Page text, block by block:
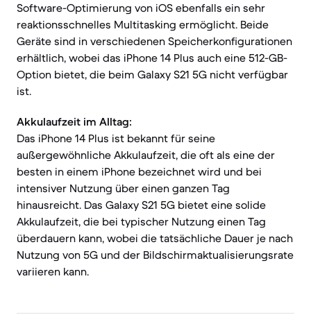
Software-Optimierung von iOS ebenfalls ein sehr
reaktionsschnelles Multitasking ermöglicht. Beide
Geräte sind in verschiedenen Speicherkonfigurationen
erhältlich, wobei das iPhone 14 Plus auch eine 512-GB-
Option bietet, die beim Galaxy S21 5G nicht verfügbar
ist.
Akkulaufzeit im Alltag:
Das iPhone 14 Plus ist bekannt für seine
außergewöhnliche Akkulaufzeit, die oft als eine der
besten in einem iPhone bezeichnet wird und bei
intensiver Nutzung über einen ganzen Tag
hinausreicht. Das Galaxy S21 5G bietet eine solide
Akkulaufzeit, die bei typischer Nutzung einen Tag
überdauern kann, wobei die tatsächliche Dauer je nach
Nutzung von 5G und der Bildschirmaktualisierungsrate
variieren kann.